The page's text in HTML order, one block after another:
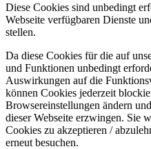
Diese Cookies sind unbedingt
Webseite verfügbaren Dienste
stellen.
Da diese Cookies für die auf
und Funktionen unbedingt
Auswirkungen auf die
können Cookies jederzeit
Browsereinstellungen ändern
dieser Webseite erzwingen. Sie
Cookies zu akzeptieren /
erneut besuchen.